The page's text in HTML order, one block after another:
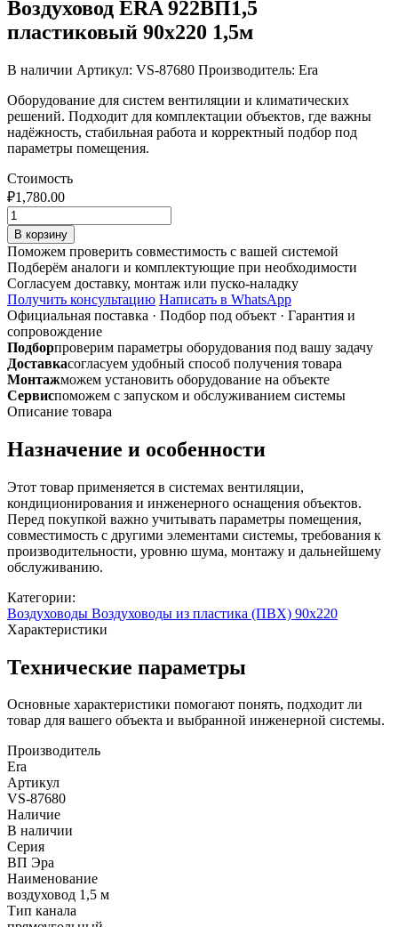
Воздуховод ERA 922ВП1,5
пластиковый 90х220 1,5м
В наличии Артикул: VS-87680 Производитель: Era
Оборудование для систем вентиляции и климатических
решений. Подходит для комплектации объектов, где важны
надёжность, стабильная работа и корректный подбор под
параметры помещения.
Стоимость
₽1,780.00
Количество
товара
Воздуховод
ERA
922ВП1,5
пластиковый
90х220
1,5м
В корзину
Поможем проверить совместимость с вашей системой
Подберём аналоги и комплектующие при необходимости
Согласуем доставку, монтаж или пуско-наладку
Получить консультацию Написать в WhatsApp
Официальная поставка · Подбор под объект · Гарантия и
сопровождение
Подборпроверим параметры оборудования под вашу задачу
Доставкасогласуем удобный способ получения товара
Монтажможем установить оборудование на объекте
Сервиспоможем с запуском и обслуживанием системы
Описание товара
Назначение и особенности
Этот товар применяется в системах вентиляции,
кондиционирования и инженерного оснащения объектов.
Перед покупкой важно учитывать параметры помещения,
совместимость с другими элементами системы, требования к
производительности, уровню шума, монтажу и дальнейшему
обслуживанию.
Категории:
Воздуховоды Воздуховоды из пластика (ПВХ) 90х220
Характеристики
Технические параметры
Основные характеристики помогают понять, подходит ли
товар для вашего объекта и выбранной инженерной системы.
Производитель
Era
Артикул
VS-87680
Наличие
В наличии
Серия
ВП Эра
Наименование
воздуховод 1,5 м
Тип канала